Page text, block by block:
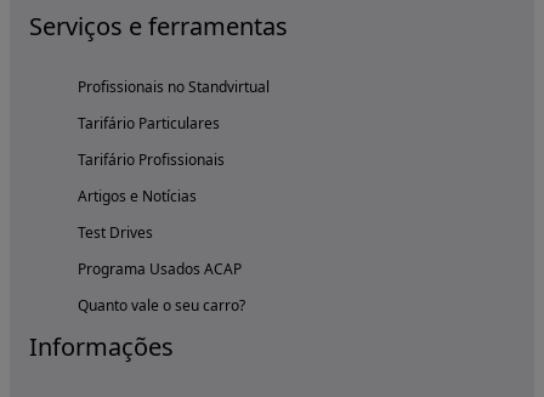
Serviços e ferramentas
Profissionais no Standvirtual
Tarifário Particulares
Tarifário Profissionais
Artigos e Notícias
Test Drives
Programa Usados ACAP
Quanto vale o seu carro?
Informações